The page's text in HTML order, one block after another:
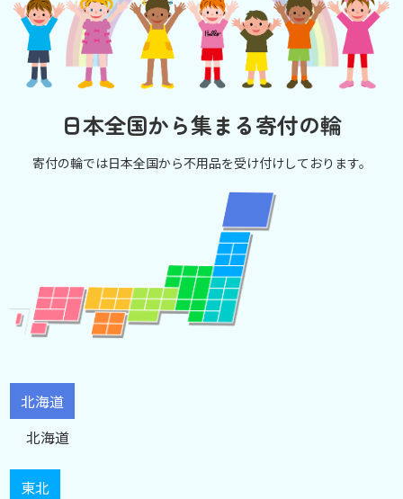
日本全国から集まる寄付の輪
寄付の輪では日本全国から不用品を受け付けしております。
北海道
北海道
東北